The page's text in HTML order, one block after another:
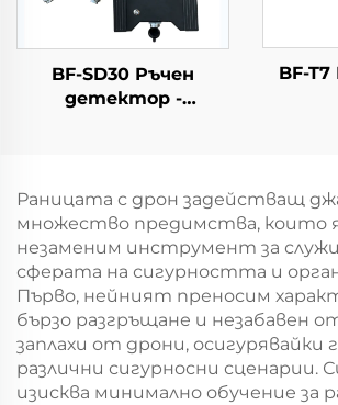
BF-SD30 Ръчен
детектор -
BF-
Раницата с дрон задействащ
множество предимства, които
незаменим инструмент за
сферата на сигурността и
Първо, нейният преносим
бързо разгръщане и незабавен
заплахи от дрони, осигурявайки
различни сигурносни сценарии.
изисква минимално обучение за